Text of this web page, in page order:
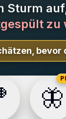
Sturm
zu
bevor
🦋